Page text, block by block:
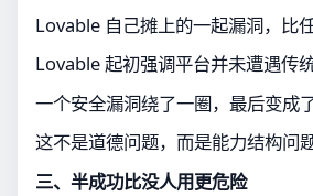
Lovable 自己摊上的一起漏洞，比
Lovable 起初强调平台并未遭遇传
一个安全漏洞绕了一圈，最后变成
这不是道德问题，而是能力结构问
三、半成功比没人用更危险